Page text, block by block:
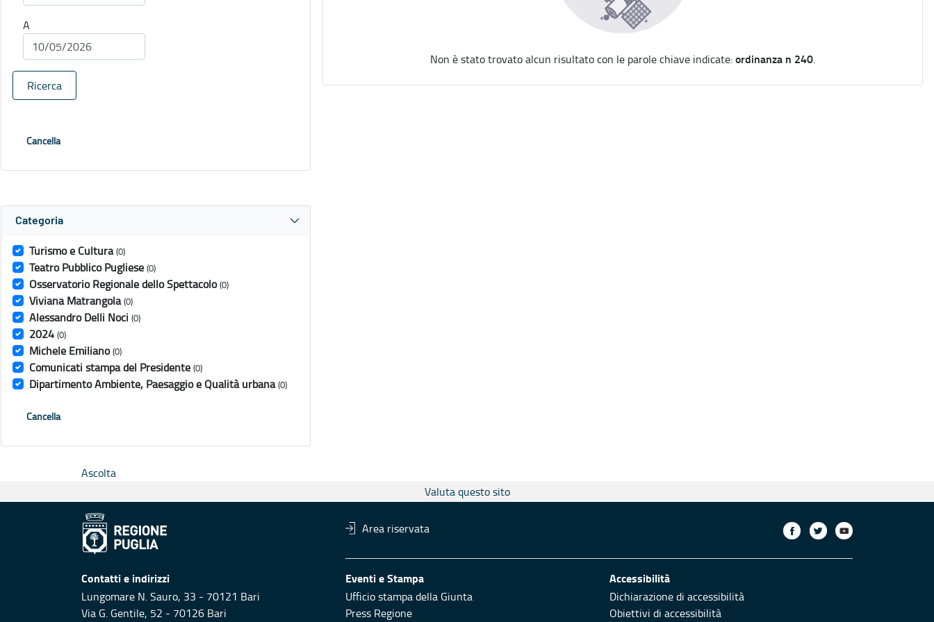
A
Ricerca
Cancella
Categoria
Turismo e Cultura (0)
Teatro Pubblico Pugliese (0)
Osservatorio Regionale dello Spettacolo (0)
Viviana Matrangola (0)
Alessandro Delli Noci (0)
2024 (0)
Michele Emiliano (0)
Comunicati stampa del Presidente (0)
Dipartimento Ambiente, Paesaggio e Qualità urbana (0)
Cancella
Non è stato trovato alcun risultato con le parole chiave indicate:ordinanza n 240.
Ascolta
Valuta questo sito
Area riservata
Contatti e indirizzi
Lungomare N. Sauro, 33 - 70121 Bari
Via G. Gentile, 52 - 70126 Bari
Eventi e Stampa
Ufficio stampa della Giunta
Press Regione
Accessibilità
Dichiarazione di accessibilità
Obiettivi di accessibilità